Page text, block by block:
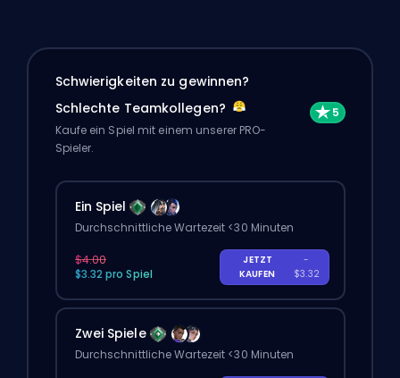
Schwierigkeiten zu gewinnen?
Schlechte Teamkollegen?
Kaufe ein Spiel mit einem unserer PRO-
Spieler.
Ein Spiel
Durchschnittliche Wartezeit <30 Minuten
$4.00
$3.32 pro Spiel
JETZT
KAUFEN
-
$3.32
Zwei Spiele
Durchschnittliche Wartezeit <30 Minuten